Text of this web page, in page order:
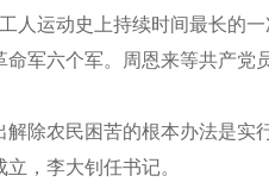
人运动史上持续时间最长的一
六个军。周恩来等共产党员
农民困苦的根本办法是实
，李大钊任书记。